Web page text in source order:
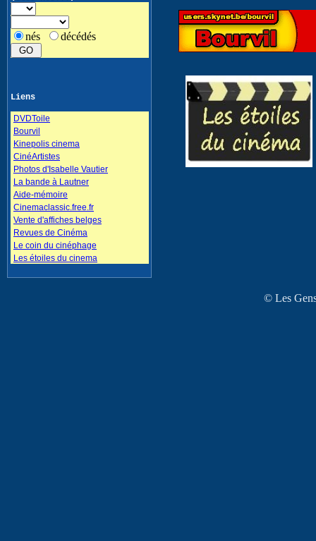
nés décédés
Liens
DVDToile
Bourvil
Kinepolis cinema
CinéArtistes
Photos d'Isabelle Vautier
La bande à Lautner
Aide-mémoire
Cinemaclassic.free.fr
Vente d'affiches belges
Revues de Cinéma
Le coin du cinéphage
Les étoiles du cinema
© Les